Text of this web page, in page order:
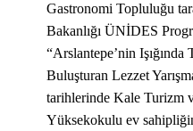
Gastronomi Topluluğu
Bakanlığı ÜNİDES
“Arslantepe’nin
Buluşturan Lezzet
tarihlerinde Kale Turizm
Yüksekokulu ev